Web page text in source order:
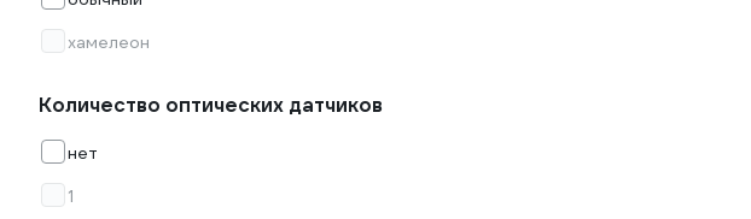
хамелеон
Количество оптических датчиков
нет
1